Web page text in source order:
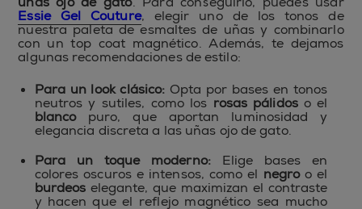
Essie Gel Couture, elegir uno de los tonos de
nuestra paleta de esmaltes de uñas y combinarlo
con un top coat magnético. Además, te dejamos
algunas recomendaciones de estilo:
Para un look clásico: Opta por bases en tonos
neutros y sutiles, como los rosas pálidoso el
blancopuro, que aportan luminosidad y
elegancia discreta a las uñas ojo de gato.
Para un toque moderno:Elige bases en
colores oscuros e intensos, como el negroo el
burdeos elegante, que maximizan el contraste
y hacen que el reflejo magnético sea mucho